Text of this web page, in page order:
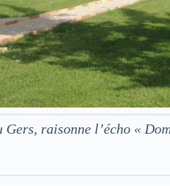
raisonne l’écho «